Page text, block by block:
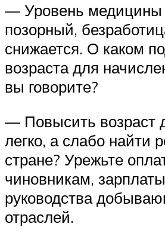
— Уровень медицины
позорный,
снижается. О каком
возраста для
вы говорите?
— Повысить возраст
легко, а слабо найти
стране? Урежьте
чиновникам,
руководства
отраслей.